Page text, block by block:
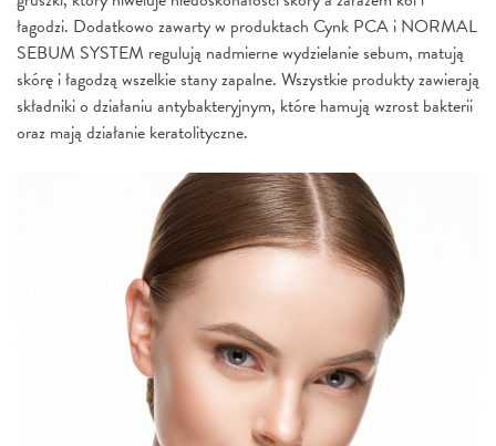
łagodzi. Dodatkowo zawarty w produktach Cynk PCA i NORMAL
SEBUM SYSTEM regulują nadmierne wydzielanie sebum, matują
skórę i łagodzą wszelkie stany zapalne. Wszystkie produkty zawierają
składniki o działaniu antybakteryjnym, które hamują wzrost bakterii
oraz mają działanie keratolityczne.